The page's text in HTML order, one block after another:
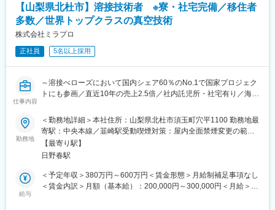
変更の範囲：会社の定める業務
・男女比 男9.5：女0.5
・中途採用者の割合 10％ほど
・自動車の心臓部であるエンジンや電動ユニット部品の製造に携
わる事が出来、自らが生産した部品を搭載した自動車を街中で目
・入社当初は生産ラインのオペレーターですが、成長次第で生産
ラインを管理する業務や生産設備の保全業務など幅広い業務へ従
・新たな業務へ従事する際に必要となる資格取得や講習を受講す
る事が出来、ご自身のスキル拡大が見込めます。
■職場環境：
り週単位で勤務時間が変わります。
・生産現場ですので季節ごとの寒暖差があります。
【山梨県北杜市】溶接技術者 ※寮・社宅完備／移住者
多数／世界トップクラスの真空技術
株式会社ミラプロ
正社員 5名以上採用
仕事内容
～溶接べローズにおいて国内シェア60％のNo.1で国家プロジェク
トにも参画／直近10年の売上2.5倍／社内託児所・社宅有り／海外
■担当業務：溶接技術者としてご活躍いただきます。
■詳細：主力製品となる「ベローズ」や「真空配管」をはじめとす
る、真空関連部品の溶接を行います。クリーンな製造環境の中、
様々な溶接（アーク・ガス・TIG・レーザー・電子ビーム等）を経
験することができ、高度な溶接スキルが身につきます。
＜製造している製品例＞
◇真空状態を生み出すための各種部品（溶接ベローズ、成形ベロ
勤務地
＜勤務地詳細＞本社住所：山梨県北杜市須玉町穴平1100 勤務地最
寄駅：中央本線／韮崎駅受動喫煙対策：屋内全面禁煙変更の範
囲：会社の定める事業所
【最寄り駅】
日野春駅
給与
＜予定年収＞380万円～600万円＜賃金形態＞月給制補足事項なし
＜賃金内訳＞月額（基本給）：200,000円～300,000円＜月給＞